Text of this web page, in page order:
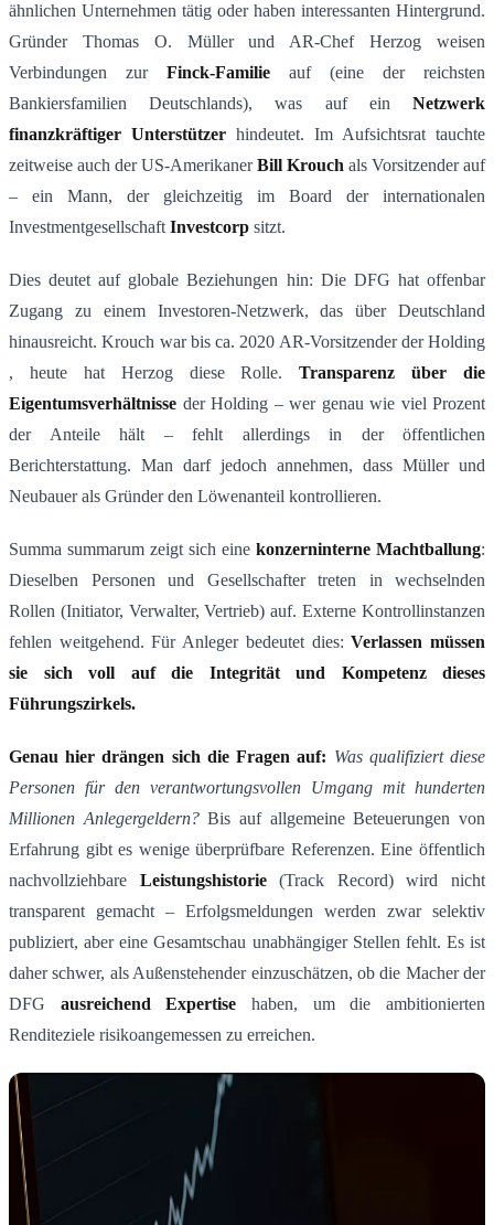
ähnlichen Unternehmen tätig oder haben interessanten Hintergrund.
Gründer Thomas O. Müller und AR-Chef Herzog weisen
Verbindungen zur Finck-Familie auf (eine der reichsten
Bankiersfamilien Deutschlands), was auf ein Netzwerk
finanzkräftiger Unterstützer hindeutet. Im Aufsichtsrat tauchte
zeitweise auch der US-AmerikanerBill Krouch als Vorsitzender auf
– ein Mann, der gleichzeitig im Board der internationalen
Investmentgesellschaft Investcorp sitzt​.
Dies deutet auf globale Beziehungen hin: Die DFG hat offenbar
Zugang zu einem Investoren-Netzwerk, das über Deutschland
hinausreicht. Krouch war bis ca. 2020 AR-Vorsitzender der Holding​
, heute hat Herzog diese Rolle.Transparenzüber die
Eigentumsverhältnisse der Holding – wer genau wie viel Prozent
der Anteile hält – fehlt allerdings in der öffentlichen
Berichterstattung. Man darf jedoch annehmen, dass Müller und
Neubauer als Gründer den Löwenanteil kontrollieren.
Summa summarum zeigt sich eine konzerninterne Machtballung:
Dieselben Personen und Gesellschafter treten in wechselnden
Rollen (Initiator, Verwalter, Vertrieb) auf. Externe Kontrollinstanzen
fehlen weitgehend. Für Anleger bedeutet dies:Verlassen müssen
sie sich voll auf die Integrität und Kompetenz dieses
Führungszirkels.
Genau hier drängen sich die Fragen auf: Was qualifiziert diese
Personen für den verantwortungsvollen Umgang mit hunderten
Millionen Anlegergeldern?Bis auf allgemeine Beteuerungen von
Erfahrung gibt es wenige überprüfbare Referenzen. Eine öffentlich
nachvollziehbare Leistungshistorie(Track Record) wird nicht
transparent gemacht – Erfolgsmeldungen werden zwar selektiv
publiziert, aber eine Gesamtschau unabhängiger Stellen fehlt. Es ist
daher schwer, als Außenstehender einzuschätzen, ob die Macher der
DFG ausreichend Expertise haben, um die ambitionierten
Renditeziele risikoangemessen zu erreichen.